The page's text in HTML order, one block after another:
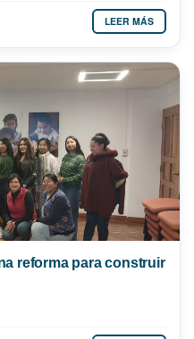
LEER MÁS
reforma para construir